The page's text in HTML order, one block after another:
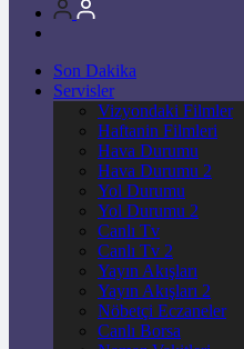
Son Dakika
Servisler
Vizyondaki Filmler
Haftanin Filmleri
Hava Durumu
Hava Durumu 2
Yol Durumu
Yol Durumu 2
Canlı Tv
Canlı Tv 2
Yayın Akışları
Yayın Akışları 2
Nöbetçi Eczaneler
Canlı Borsa